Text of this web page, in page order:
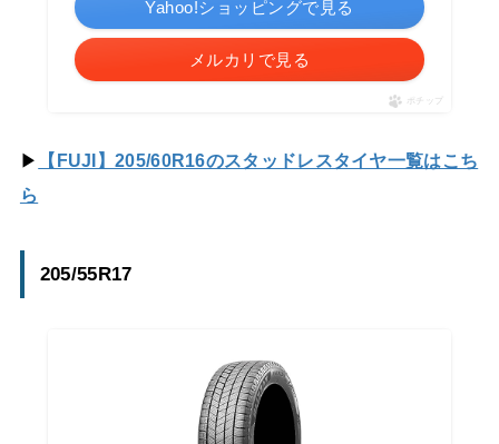
Yahoo!ショッピングで見る
メルカリで見る
ポチップ
▶
【FUJI】205/60R16のスタッドレスタイヤ一覧はこち
ら
205/55R17